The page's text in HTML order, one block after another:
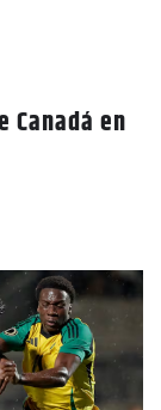
Canadá en